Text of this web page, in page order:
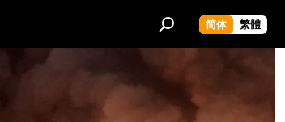
简体 繁體